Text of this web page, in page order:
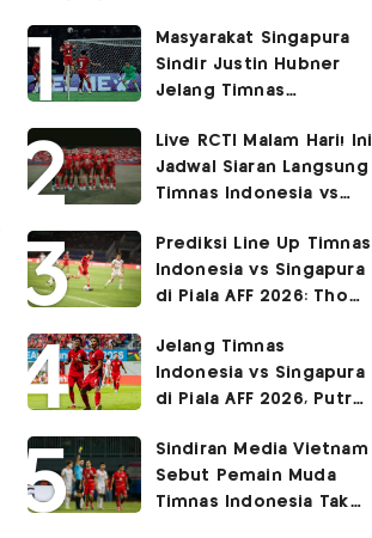
Masyarakat Singapura
Sindir Justin Hubner
Jelang Timnas
Ia Seolah-olah Lahir di
Permukiman Kumuh
Jakarta Barat!
Live RCTI Malam Hari! Ini
Jadwal Siaran Langsung
Timnas Indonesia vs
2026
Prediksi Line Up Timnas
Indonesia vs Singapura
di Piala AFF 2026: Thom
Tengah!
Jelang Timnas
Indonesia vs Singapura
di Piala AFF 2026, Putra
Petuah Ayahnya
Sindiran Media Vietnam
Sebut Pemain Muda
Timnas Indonesia Tak